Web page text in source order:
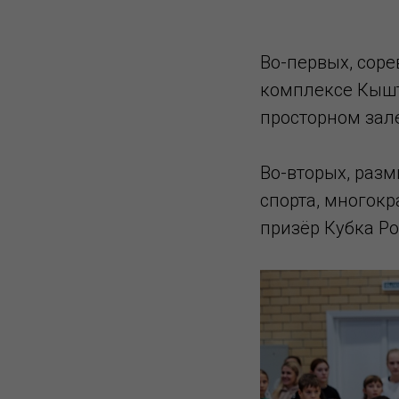
Во-первых,
комплексе
просторном
Во-вторых,
спорта,
призёр Кубка